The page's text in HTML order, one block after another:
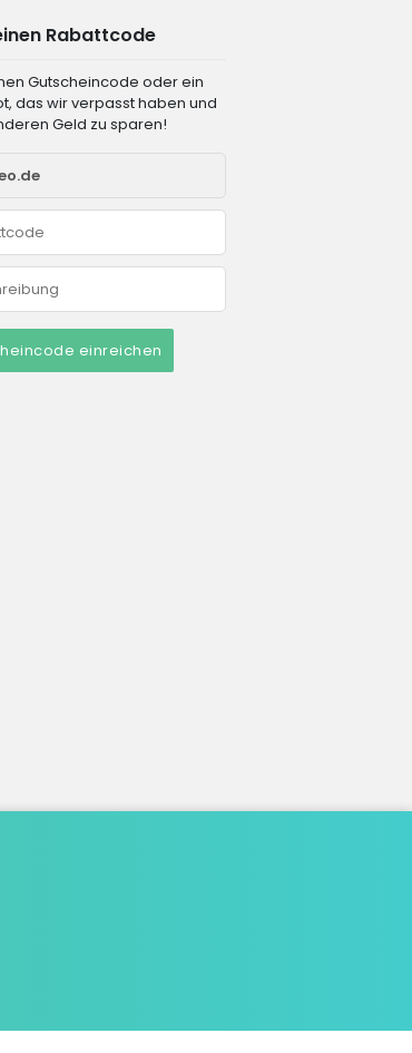
Rabattcode
Gutscheincode oder ein
das wir verpasst haben und
Geld zu sparen!
einreichen